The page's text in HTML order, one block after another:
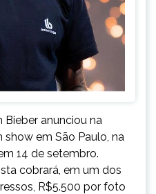
Bieber anunciou na
show em São Paulo, na
14 de setembro.
cobrará, em um dos
R$5.500 por foto